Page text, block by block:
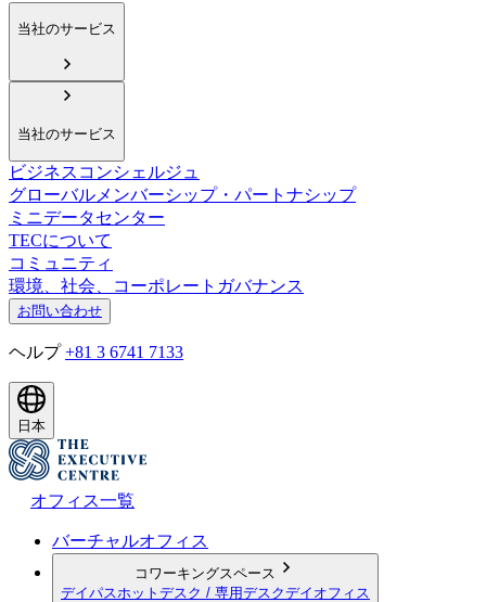
当社のサービス
当社のサービス
ビジネスコンシェルジュ
グローバルメンバーシップ・パートナシップ
ミニデータセンター
TECについて
コミュニティ
環境、社会、コーポレートガバナンス
お問い合わせ
ヘルプ +81 3 6741 7133
日本
オフィス一覧
バーチャルオフィス
コワーキングスペース
デイパス ホットデスク / 専用デスクデイオフィス